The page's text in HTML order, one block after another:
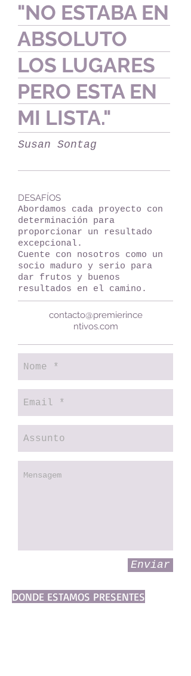
"NO ESTABA EN
ABSOLUTO
LOS LUGARES
PERO ESTA EN
MI LISTA."
Susan Sontag
DESAFÍOS
Abordamos cada proyecto con
determinación para
proporcionar un resultado
excepcional.
Cuente con nosotros como un
socio maduro y serio para
dar frutos y buenos
resultados en el camino.
contacto@premierince
ntivos.com
Enviar
DONDE ESTAMOS PRESENTES